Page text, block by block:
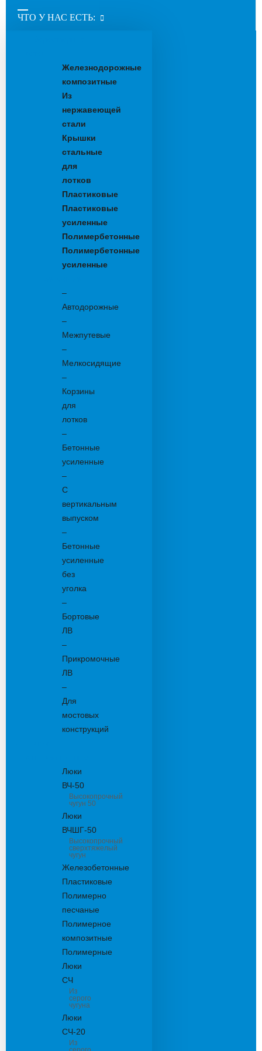
ЧТО У НАС ЕСТЬ:
Железнодорожные
композитные
Из
нержавеющей
стали
Крышки
стальные
для
лотков
Пластиковые
Пластиковые
усиленные
Полимербетонные
Полимербетонные
усиленные
–
Автодорожные
–
Межпутевые
–
Мелкосидящие
–
Корзины
для
лотков
–
Бетонные
усиленные
–
С
вертикальным
выпуском
–
Бетонные
усиленные
без
уголка
–
Бортовые
ЛВ
–
Прикромочные
ЛВ
–
Для
мостовых
конструкций
Люки
ВЧ-50
Высокопрочный
чугун 50
Люки
ВЧШГ-50
Высокопрочный
сверхтяжелый
чугун
Железобетонные
Пластиковые
Полимерно
песчаные
Полимерное
композитные
Полимерные
Люки
СЧ
Из
серого
чугуна
Люки
СЧ-20
Из